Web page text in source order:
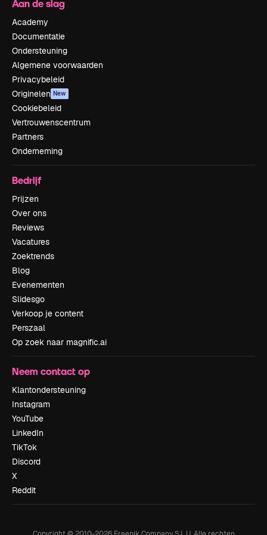
Aan de slag
Academy
Documentatie
Ondersteuning
Algemene voorwaarden
Privacybeleid
Originelen New
Cookiebeleid
Vertrouwenscentrum
Partners
Onderneming
Bedrijf
Prijzen
Over ons
Reviews
Vacatures
Zoektrends
Blog
Evenementen
Slidesgo
Verkoop je content
Perszaal
Op zoek naar magnific.ai
Neem contact op
Klantondersteuning
Instagram
YouTube
LinkedIn
TikTok
Discord
X
Reddit